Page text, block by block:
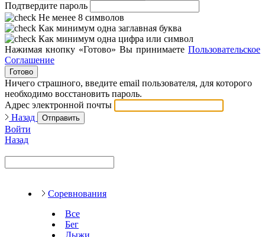
Подтвердите пароль
Не менее 8 символов
Как минимум одна заглавная буква
Как минимум одна цифра или символ
Нажимая кнопку «Готово» Вы принимаете Пользовательское
Соглашение
Готово
Ничего страшного, введите email пользователя, для которого
необходимо восстановить пароль.
Адрес электронной почты
Назад
Отправить
Войти
Назад
Соревнования
Все
Бег